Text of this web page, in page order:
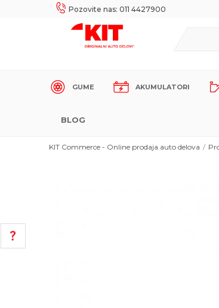
Pozovite nas: 011 4427900
SIGURNO PLAĆANJE PLATNIM
GUME AKUMULATORI
BLOG
KIT Commerce - Online prodaja auto delova